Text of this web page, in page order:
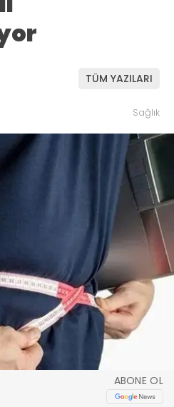
TÜM YAZILARI
Sağlık
ABONE OL